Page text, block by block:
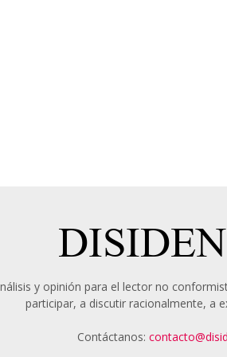
y opinión para el lector no
participar, a discutir racionalmente, a
Contáctanos: